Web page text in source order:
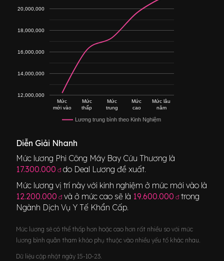
Lương trung bình theo Kinh Nghiệm
Mức
mới vào
Mức
thấp
Mức
trung
Mức
cao
Mức lâu
năm
12,000,000
14,000,000
16,000,000
18,000,000
20,000,000
Diễn Giải Nhanh
Mức lương Phi Công Máy Bay Cứu Thương là
17.300.000 đdo Deal Lương đề xuất.
Mức lương vị trí này với kinh nghiệm ở mức mới vào là
12.200.000 đ và ở mức cao sẽ là 19.600.000 đ trong
Ngành Dịch Vụ Y Tế Khẩn Cấp.
Mức lương sẽ có thể thấp hơn hoặc cao hơn rất nhiều so với mức
lương bình quân tham khảo phụ thuộc vào nhiều yếu tố khác nhau.
Dữ liệu cập nhật ngày 15-10-23.